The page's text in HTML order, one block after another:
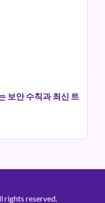
보안 수칙과 최신 트
rights reserved.